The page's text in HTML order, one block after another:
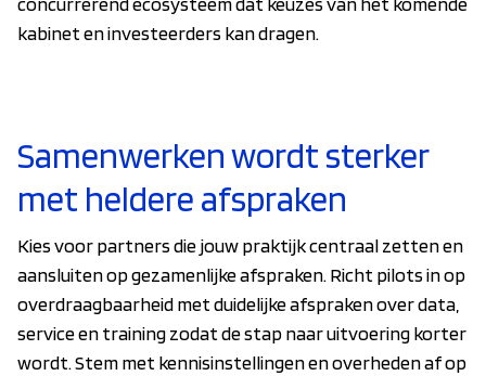
kabinet en investeerders kan dragen.
Samenwerken wordt sterker
met heldere afspraken
Kies voor partners die jouw praktijk centraal zetten en
aansluiten op gezamenlijke afspraken. Richt pilots in op
overdraagbaarheid met duidelijke afspraken over data,
service en training zodat de stap naar uitvoering korter
wordt. Stem met kennisinstellingen en overheden af op